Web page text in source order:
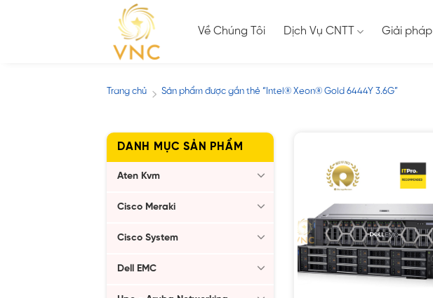
Về Chúng Tôi Dịch Vụ CNTT Giải pháp
Trang chủ / Sản phẩm được gắn thẻ “Intel® Xeon® Gold 6444Y 3.6G”
DANH MỤC SẢN PHẨM
Aten Kvm
Cisco Meraki
Cisco System
Dell EMC